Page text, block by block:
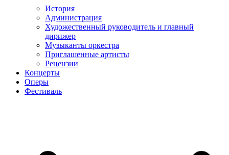
История
Администрация
Художественный руководитель и главный
дирижер
Музыканты оркестра
Приглашенные артисты
Рецензии
Концерты
Оперы
Фестиваль